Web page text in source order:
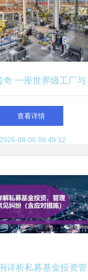
奇 一座世界级工厂与
亿的投资管理密码
查看详情
08-06 08:49:12
详析私募基金投资管